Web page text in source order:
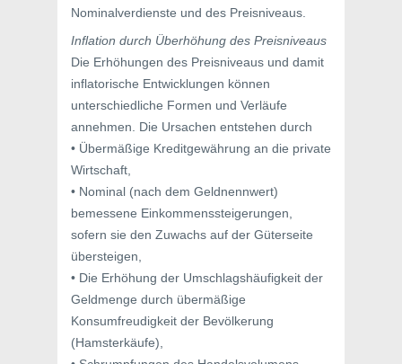
Nominalverdienste und des Preisniveaus.
Inflation durch Überhöhung des Preisniveaus
Die Erhöhungen des Preisniveaus und damit
inflatorische Entwicklungen können
unterschiedliche Formen und Verläufe
annehmen. Die Ursachen entstehen durch
• Übermäßige Kreditgewährung an die private
Wirtschaft,
• Nominal (nach dem Geldnennwert)
bemessene Einkommenssteigerungen,
sofern sie den Zuwachs auf der Güterseite
übersteigen,
• Die Erhöhung der Umschlagshäufigkeit der
Geldmenge durch übermäßige
Konsumfreudigkeit der Bevölkerung
(Hamsterkäufe),